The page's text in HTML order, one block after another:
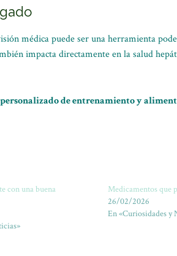
médica puede ser una herramienta
impacta directamente en la salud
de entrenamiento y
con una buena
Medicamentos que
26/02/2026
En «Curiosidades y